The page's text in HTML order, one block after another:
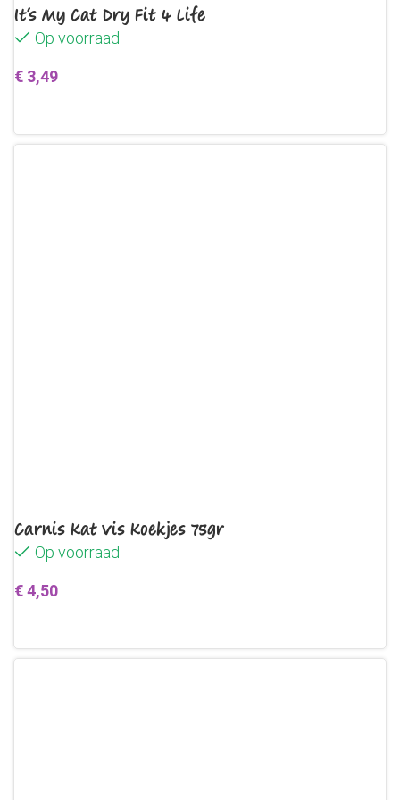
It’s My Cat Dry Fit 4 Life
Op voorraad
€ 3,49
Carnis Kat Vis Koekjes 75gr
Op voorraad
€4,50